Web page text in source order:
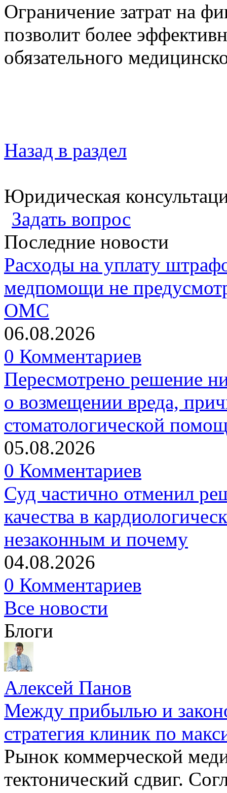
Ограничение затрат на
позволит более
обязательного
Назад в раздел
Юридическая
Задать вопрос
Последние новости
Расходы на уплату
медпомощи не
ОМС
06.08.2026
0 Комментариев
Пересмотрено решение
о возмещении вреда,
стоматологической
05.08.2026
0 Комментариев
Суд частично отменил
качества в
незаконным и почему
04.08.2026
0 Комментариев
Все новости
Блоги
Алексей Панов
Между прибылью и
стратегия клиник по
Рынок коммерческой
тектонический сдвиг.